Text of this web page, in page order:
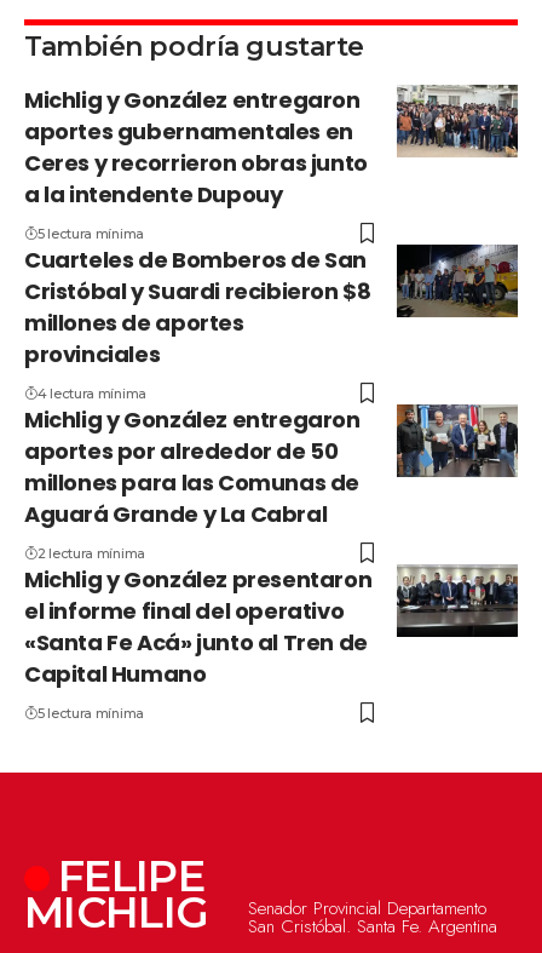
También podría gustarte
Michlig y González entregaron
aportes gubernamentales en
Ceres y recorrieron obras junto
a la intendente Dupouy
5 lectura mínima
Cuarteles de Bomberos de San
Cristóbal y Suardi recibieron $8
millones de aportes
provinciales
4 lectura mínima
Michlig y González entregaron
aportes por alrededor de 50
millones para las Comunas de
Aguará Grande y La Cabral
2 lectura mínima
Michlig y González presentaron
el informe final del operativo
«Santa Fe Acá» junto al Tren de
Capital Humano
5 lectura mínima
FELIPE
MICHLIG Senador Provincial Departamento
San Cristóbal. Santa Fe. Argentina